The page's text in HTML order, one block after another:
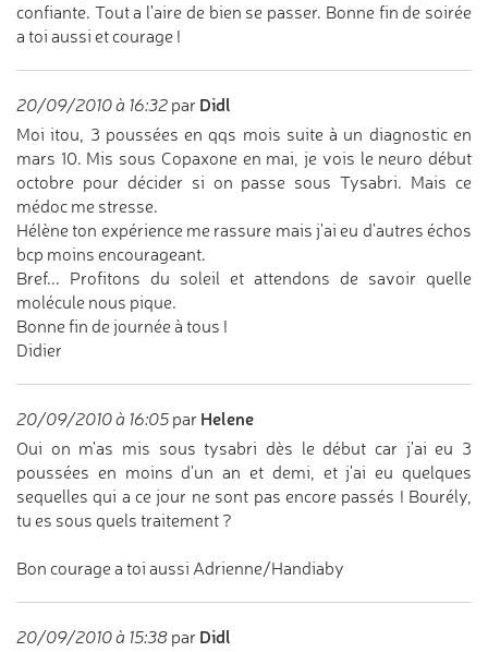
confiante. Tout a l'aire de bien se passer. Bonne fin de soirée
a toi aussi et courage !
20/09/2010 à 16:32 par Didl
Moi itou, 3 poussées en qqs mois suite à un diagnostic en
mars 10. Mis sous Copaxone en mai, je vois le neuro début
octobre pour décider si on passe sous Tysabri. Mais ce
médoc me stresse.
Hélène ton expérience me rassure mais j'ai eu d'autres échos
bcp moins encourageant.
Bref... Profitons du soleil et attendons de savoir quelle
molécule nous pique.
Bonne fin de journée à tous !
Didier
20/09/2010 à 16:05 par Helene
Oui on m'as mis sous tysabri dès le début car j'ai eu 3
poussées en moins d'un an et demi, et j'ai eu quelques
sequelles qui a ce jour ne sont pas encore passés ! Bourély,
tu es sous quels traitement ?
Bon courage a toi aussi Adrienne/Handiaby
20/09/2010 à 15:38 par Didl